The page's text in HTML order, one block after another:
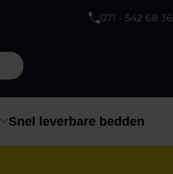
071 - 542 68 36
Snel leverbare bedden